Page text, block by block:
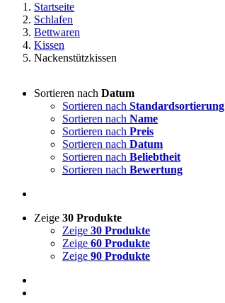
Startseite
Schlafen
Bettwaren
Kissen
Nackenstützkissen
Sortieren nach Datum
Sortieren nach Standardsortierung
Sortieren nach Name
Sortieren nach Preis
Sortieren nach Datum
Sortieren nach Beliebtheit
Sortieren nach Bewertung
Zeige 30 Produkte
Zeige 30 Produkte
Zeige 60 Produkte
Zeige 90 Produkte